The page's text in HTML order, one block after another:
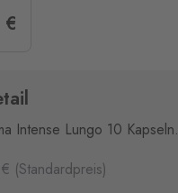
€
Intense Lungo 10 Kapseln.
(Standardpreis)